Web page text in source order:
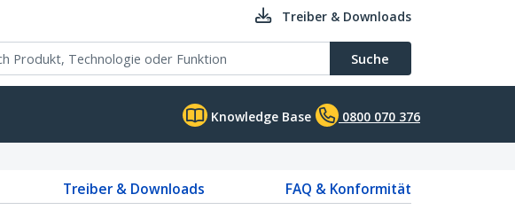
Treiber & Downloads
Suche
Knowledge Base 0800 070 376
Treiber & Downloads FAQ & Konformität